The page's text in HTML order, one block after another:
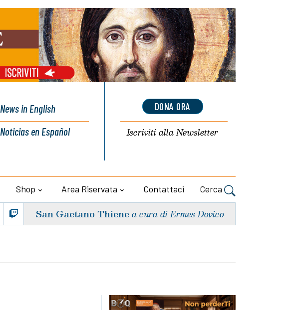
Newsin English
Noticiasen Español
DONA ORA
Iscriviti allaNewsletter
Shop Area Riservata Contattaci Cerca
San Gaetano Thiene a cura di Ermes Dovico